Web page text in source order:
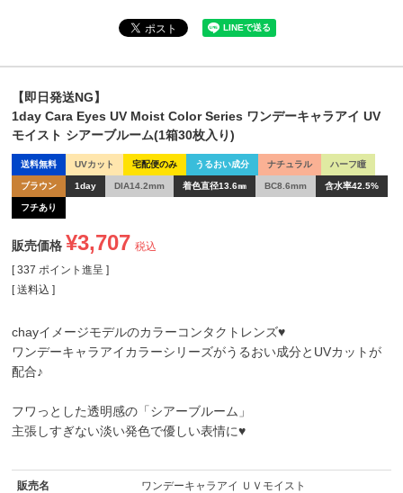
【即日発送NG】
1day Cara Eyes UV Moist Color Series ワンデーキャラアイ UV
モイスト シアーブルーム(1箱30枚入り)
送料無料 UVカット 宅配便のみ うるおい成分 ナチュラル ハーフ瞳
ブラウン 1day DIA14.2mm 着色直径13.6㎜ BC8.6mm 含水率42.5%
フチあり
販売価格 ¥3,707 税込
[ 337 ポイント進呈 ]
送料込
chayイメージモデルのカラーコンタクトレンズ♥
ワンデーキャラアイカラーシリーズがうるおい成分とUVカットが
配合♪
フワっとした透明感の「シアーブルーム」
主張しすぎない淡い発色で優しい表情に♥
販売名 ワンデーキャラアイ ＵＶモイスト